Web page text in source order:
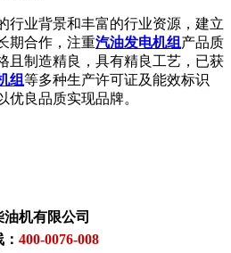
行业背景和丰富的行业资源，建立
期合作，注重汽油发电机组产品质
且制造精良，具有精良工艺，已获
组等多种生产许可证及能效标识
优良品质实现品牌。
机有限公司
400-0076-008